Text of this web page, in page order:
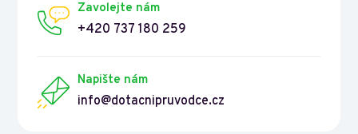
Zavolejte nám
+420 737 180 259
Napište nám
info@dotacnipruvodce.cz